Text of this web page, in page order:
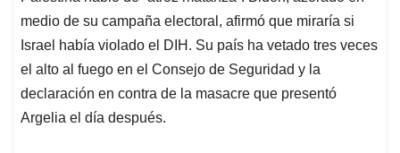
medio de su campaña electoral, afirmó que miraría si
Israel había violado el DIH. Su país ha vetado tres veces
el alto al fuego en el Consejo de Seguridad y la
declaración en contra de la masacre que presentó
Argelia el día después.